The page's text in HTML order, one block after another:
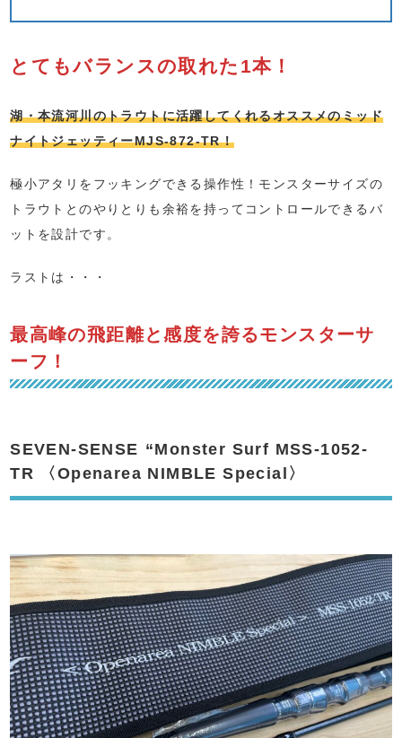
とてもバランスの取れた1本！
湖・本流河川のトラウトに活躍してくれるオススメのミッド
ナイトジェッティーMJS-872-TR！
極小アタリをフッキングできる操作性！モンスターサイズの
トラウトとのやりとりも余裕を持ってコントロールできるバ
ットを設計です。
ラストは・・・
最高峰の飛距離と感度を誇るモンスターサ
ーフ！
SEVEN-SENSE “Monster Surf MSS-1052-
TR 〈Openarea NIMBLE Special〉